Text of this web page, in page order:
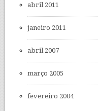
abril 2011
janeiro 2011
abril 2007
março 2005
fevereiro 2004